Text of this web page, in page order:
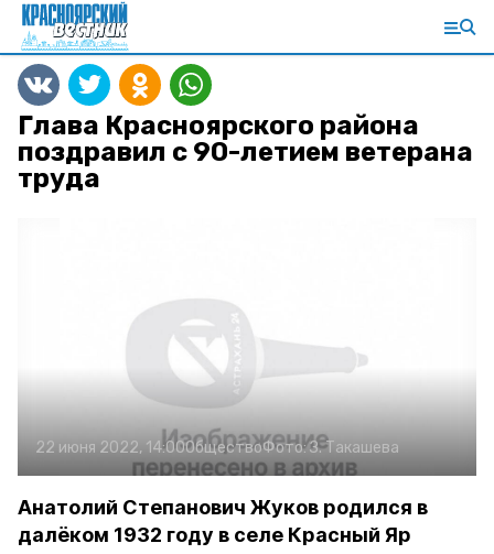
Глава Красноярского района
поздравил с 90-летием ветерана
труда
22 июня 2022, 14:00ОбществоФото:З. Такашева
Анатолий Степанович Жуков родился в
далёком 1932 году в селе Красный Яр